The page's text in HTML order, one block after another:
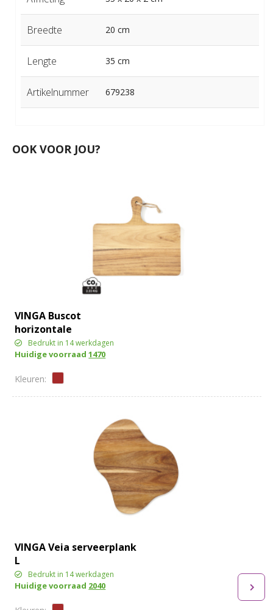
Breedte 20 cm
Lengte 35 cm
Artikelnummer 679238
OOK VOOR JOU?
VINGA Buscot
horizontale
serveerplank
Bedrukt in 14 werkdagen
Huidige voorraad1470
VINGA Veia serveerplank
L
Bedrukt in 14 werkdagen
Huidige voorraad 2040